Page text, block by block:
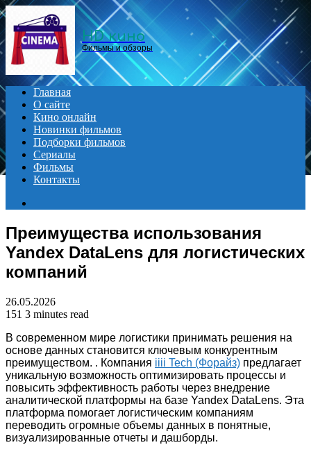
Menu
HD кино
Фильмы и обзоры
Главная
О сайте
Кино онлайн
Новинки фильмов
Подборки фильмов
Сериалы
Фильмы
Контакты
Преимущества использования
Yandex DataLens для логистических
компаний
26.05.2026
151 3 minutes read
В современном мире логистики принимать решения на
основе данных становится ключевым конкурентным
преимуществом. . Компания iiii Tech (Форайз) предлагает
уникальную возможность оптимизировать процессы и
повысить эффективность работы через внедрение
аналитической платформы на базе Yandex DataLens. Эта
платформа помогает логистическим компаниям
переводить огромные объемы данных в понятные,
визуализированные отчеты и дашборды.